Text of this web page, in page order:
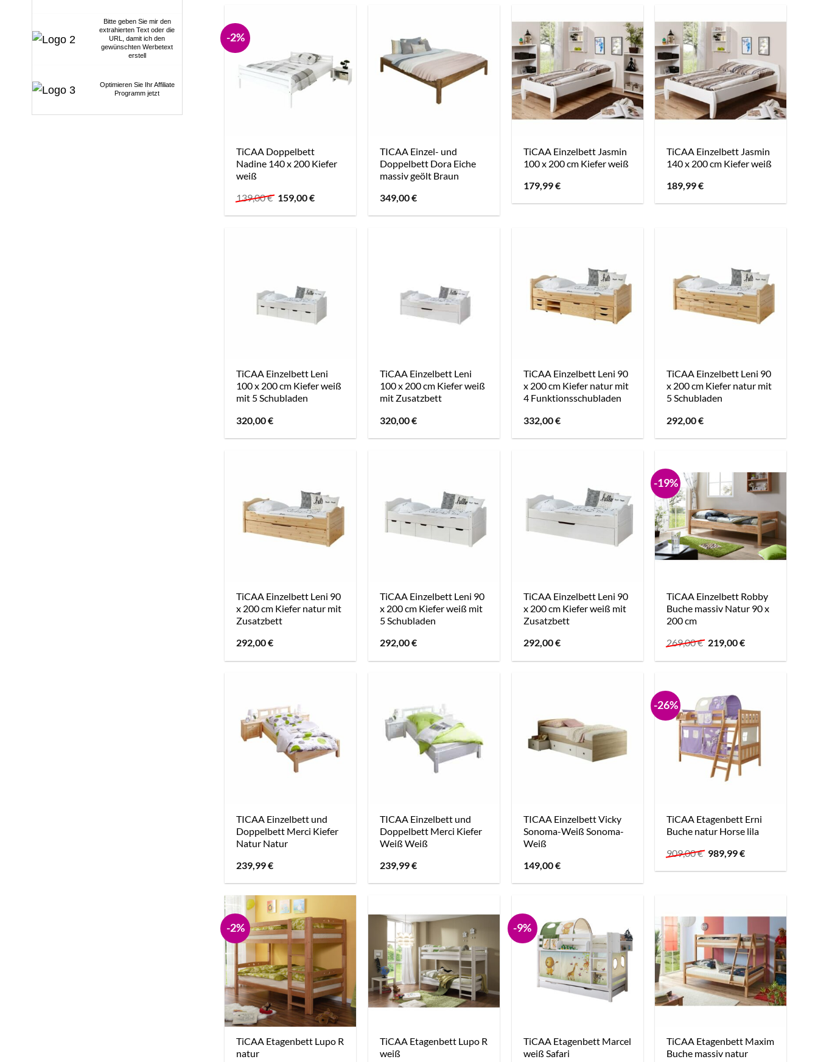
Bitte geben Sie mir den
extrahierten Text oder die
URL, damit ich den
gewünschten Werbetext
erstell
Optimieren Sie Ihr Affiliate
Programm jetzt
-2%
TiCAA Doppelbett
Nadine 140 x 200 Kiefer
weiß
139,00€ Ursprünglicher
Preis
war:
159,00€Aktueller
ist:
TICAA Einzel- und
Doppelbett Dora Eiche
massiv geölt Braun
349,00€
TiCAA Einzelbett Jasmin
100 x 200 cm Kiefer weiß
179,99€
TiCAA Einzelbett Jasmin
140 x 200 cm Kiefer weiß
189,99€
TiCAA Einzelbett Leni
100 x 200 cm Kiefer weiß
mit 5 Schubladen
320,00€
TiCAA Einzelbett Leni
100 x 200 cm Kiefer weiß
mit Zusatzbett
320,00€
TiCAA Einzelbett Leni 90
x 200 cm Kiefer natur mit
4 Funktionsschubladen
332,00€
TiCAA Einzelbett Leni 90
x 200 cm Kiefer natur mit
5 Schubladen
292,00€
TiCAA Einzelbett Leni 90
x 200 cm Kiefer natur mit
Zusatzbett
292,00€
TiCAA Einzelbett Leni 90
x 200 cm Kiefer weiß mit
5 Schubladen
292,00€
TiCAA Einzelbett Leni 90
x 200 cm Kiefer weiß mit
Zusatzbett
292,00€
-19%
TiCAA Einzelbett Robby
Buche massiv Natur 90 x
200 cm
269,00€ Ursprünglicher
Preis
war:
219,00€Aktueller
ist:
TICAA Einzelbett und
Doppelbett Merci Kiefer
Natur Natur
239,99€
TICAA Einzelbett und
Doppelbett Merci Kiefer
Weiß Weiß
239,99€
TICAA Einzelbett Vicky
Sonoma-Weiß Sonoma-
Weiß
149,00€
-26%
TiCAA Etagenbett Erni
Buche natur Horse lila
909,00€ Ursprünglicher
Preis
war:
989,99€Aktueller
ist:
-2%
TiCAA Etagenbett Lupo R
natur
TiCAA Etagenbett Lupo R
weiß
-9%
TiCAA Etagenbett Marcel
weiß Safari
TiCAA Etagenbett Maxim
Buche massiv natur